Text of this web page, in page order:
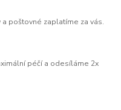
poštovné zaplatíme za vás.
péčí a odesíláme 2x